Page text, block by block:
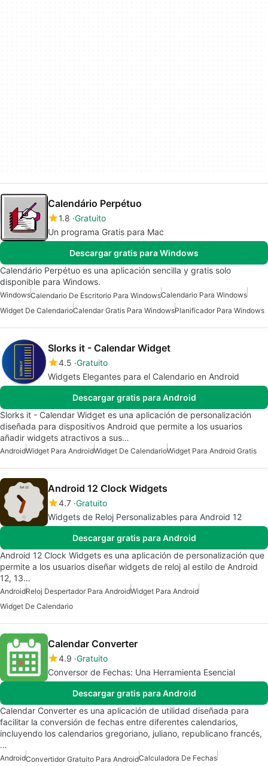
Calendário Perpétuo
1.8 Gratuito
Un programa Gratis para Mac
Descargar gratis para Windows
Calendário Perpétuo es una aplicación sencilla y gratis solo
disponible para Windows.
WindowsCalendario De Escritorio Para WindowsCalendario Para Windows
Widget De CalendarioCalendar Gratis Para WindowsPlanificador Para Windows
Slorks it - Calendar Widget
4.5 Gratuito
Widgets Elegantes para el Calendario en Android
Descargar gratis para Android
Slorks it - Calendar Widget es una aplicación de personalización
diseñada para dispositivos Android que permite a los usuarios
añadir widgets atractivos a sus…
AndroidWidget Para AndroidWidget De CalendarioWidget Para Android Gratis
Android 12 Clock Widgets
4.7 Gratuito
Widgets de Reloj Personalizables para Android 12
Descargar gratis para Android
Android 12 Clock Widgets es una aplicación de personalización que
permite a los usuarios diseñar widgets de reloj al estilo de Android
12, 13…
AndroidReloj Despertador Para AndroidWidget Para Android
Widget De Calendario
Calendar Converter
4.9 Gratuito
Conversor de Fechas: Una Herramienta Esencial
Descargar gratis para Android
Calendar Converter es una aplicación de utilidad diseñada para
facilitar la conversión de fechas entre diferentes calendarios,
incluyendo los calendarios gregoriano, juliano, republicano francés,
…
AndroidConvertidor Gratuito Para AndroidCalculadora De Fechas